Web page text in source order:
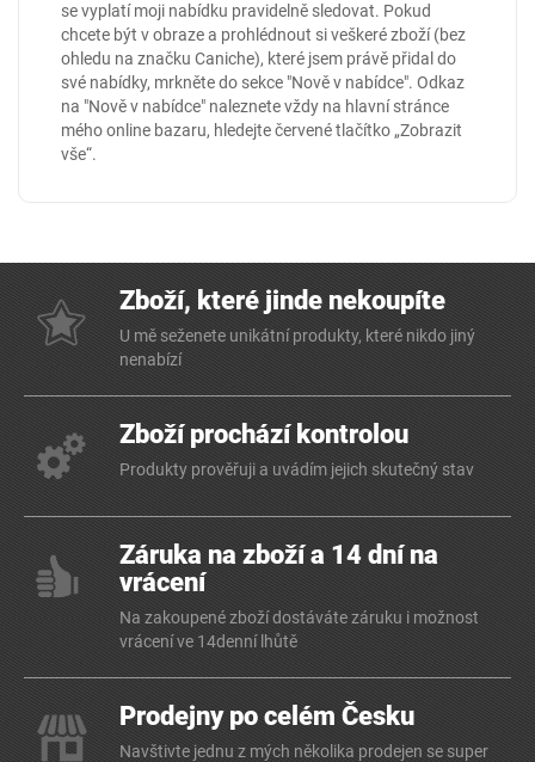
se vyplatí moji nabídku pravidelně sledovat. Pokud
chcete být v obraze a prohlédnout si veškeré zboží (bez
ohledu na značku Caniche), které jsem právě přidal do
své nabídky, mrkněte do sekce "Nově v nabídce". Odkaz
na "Nově v nabídce" naleznete vždy na hlavní stránce
mého online bazaru, hledejte červené tlačítko „Zobrazit
vše“.
Zboží, které jinde nekoupíte
U mě seženete unikátní produkty, které nikdo jiný
nenabízí
Zboží prochází kontrolou
Produkty prověřuji a uvádím jejich skutečný stav
Záruka na zboží a 14 dní na
vrácení
Na zakoupené zboží dostáváte záruku i možnost
vrácení ve 14denní lhůtě
Prodejny po celém Česku
Navštivte jednu z mých několika prodejen se super